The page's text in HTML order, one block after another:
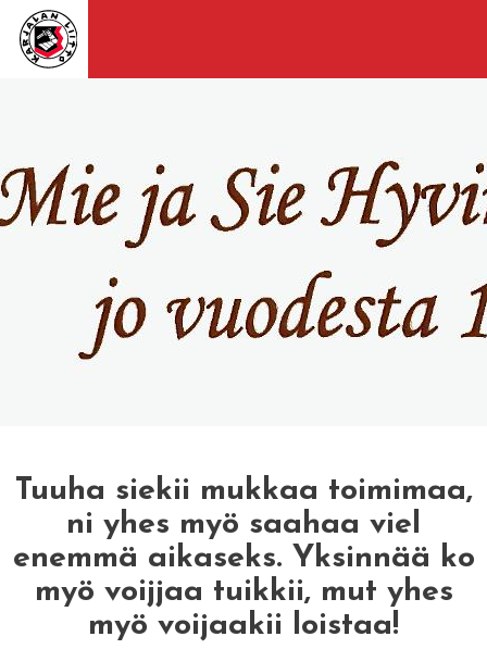
Tuuha siekii mukkaa toimimaa,
ni yhes myö saahaa viel
enemmä aikaseks. Yksinnää ko
myö voijjaa tuikkii, mut yhes
myö voijaakii loistaa!